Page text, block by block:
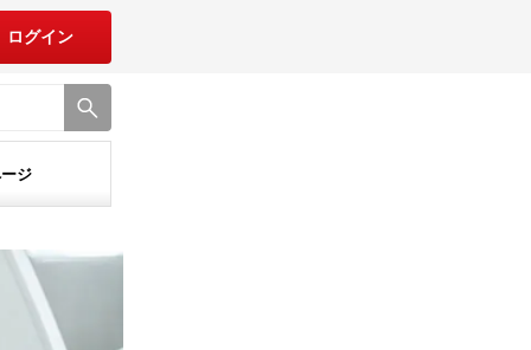
ログイン
ジ